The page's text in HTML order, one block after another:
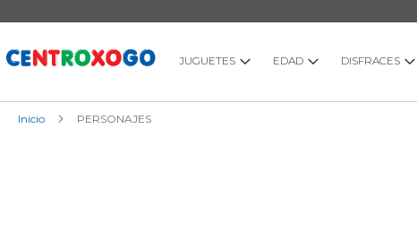
al
JUGUETES EDAD DISFRACES
Inicio PERSONAJES